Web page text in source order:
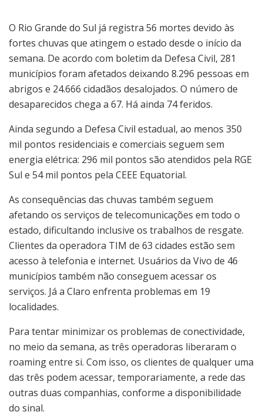
O Rio Grande do Sul já registra 56 mortes devido às
fortes chuvas que atingem o estado desde o início da
semana. De acordo com boletim da Defesa Civil, 281
municípios foram afetados deixando 8.296 pessoas em
abrigos e 24.666 cidadãos desalojados. O número de
desaparecidos chega a 67. Há ainda 74 feridos.
Ainda segundo a Defesa Civil estadual, ao menos 350
mil pontos residenciais e comerciais seguem sem
energia elétrica: 296 mil pontos são atendidos pela RGE
Sul e 54 mil pontos pela CEEE Equatorial.
As consequências das chuvas também seguem
afetando os serviços de telecomunicações em todo o
estado, dificultando inclusive os trabalhos de resgate.
Clientes da operadora TIM de 63 cidades estão sem
acesso à telefonia e internet. Usuários da Vivo de 46
municípios também não conseguem acessar os
serviços. Já a Claro enfrenta problemas em 19
localidades.
Para tentar minimizar os problemas de conectividade,
no meio da semana, as três operadoras liberaram o
roaming entre si. Com isso, os clientes de qualquer uma
das três podem acessar, temporariamente, a rede das
outras duas companhias, conforme a disponibilidade
do sinal.